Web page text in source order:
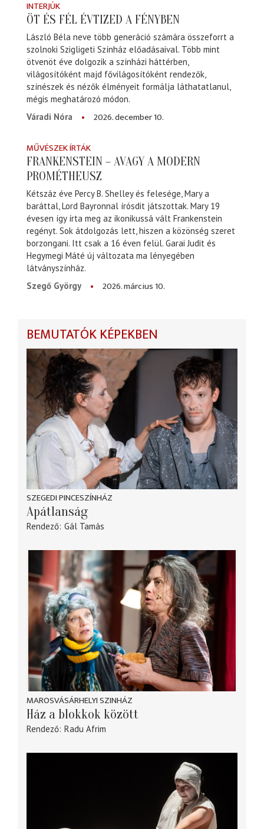
INTERJÚK
ÖT ÉS FÉL ÉVTIZED A FÉNYBEN
László Béla neve több generáció számára összeforrt a
szolnoki Szigligeti Színház előadásaival. Több mint
ötvenöt éve dolgozik a színházi háttérben,
világosítóként majd fővilágosítóként rendezők,
színészek és nézők élményeit formálja láthatatlanul,
mégis meghatározó módon.
Váradi Nóra
2026. december 10.
MŰVÉSZEK ÍRTÁK
FRANKENSTEIN – AVAGY A MODERN
PROMÉTHEUSZ
Kétszáz éve Percy B. Shelley és felesége, Mary a
baráttal, Lord Bayronnal írósdit játszottak. Mary 19
évesen így írta meg az ikonikussá vált Frankenstein
regényt. Sok átdolgozás lett, hiszen a közönség szeret
borzongani. Itt csak a 16 éven felül. Garai Judit és
Hegymegi Máté új változata ma lényegében
látványszínház.
Szegő György
2026. március 10.
BEMUTATÓK KÉPEKBEN
SZEGEDI PINCESZÍNHÁZ
Apátlanság
Rendező Gál Tamás
MAROSVÁSÁRHELYI SZINHÁZ
Ház a blokkok között
Rendező Radu Afrim